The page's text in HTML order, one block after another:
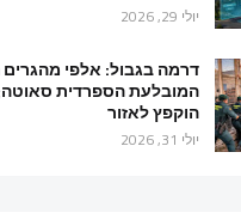
יולי 29, 2026
דרמה בגבול: אלפי
המובלעת הספרדית
הוקפץ לאזור
יולי 31, 2026